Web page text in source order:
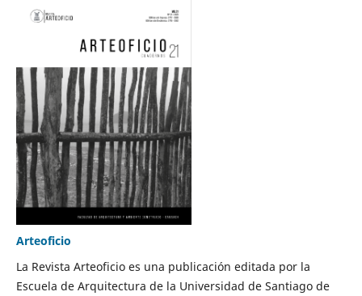
Arteoficio
La Revista Arteoficio es una publicación editada por la
Escuela de Arquitectura de la Universidad de Santiago de